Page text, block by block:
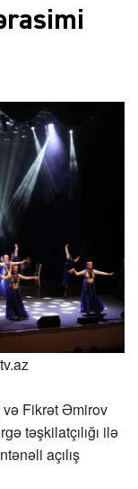
və Fikrət Əmirov
təşkilatçılığı ilə
açılış